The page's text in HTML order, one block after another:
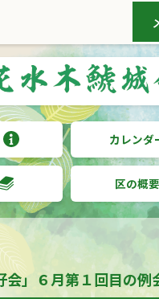
カレンダ
区の概要
会」６月第１回目の例